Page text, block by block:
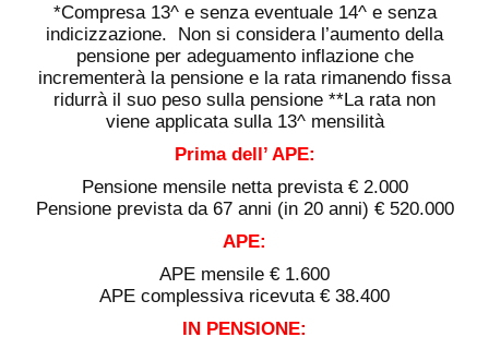
*Compresa 13^ e senza eventuale 14^ e senza
indicizzazione. Non si considera l’aumento della
pensione per adeguamento inflazione che
incrementerà la pensione e la rata rimanendo fissa
ridurrà il suo peso sulla pensione **La rata non
viene applicata sulla 13^ mensilità
Prima dell’ APE:
Pensione mensile netta prevista € 2.000
Pensione prevista da 67 anni (in 20 anni) € 520.000
APE:
APE mensile € 1.600
APE complessiva ricevuta € 38.400
IN PENSIONE: